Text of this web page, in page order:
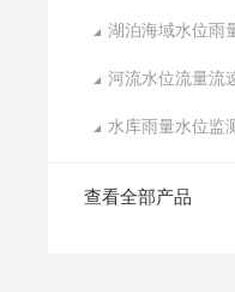
湖泊海域水位雨
河流水位流量流
水库雨量水位监
查看全部产品